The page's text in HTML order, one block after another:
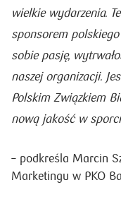
wielkie wydarzenia.
sponsorem
sobie pasję,
naszej organizacji.
Polskim Związkiem
nową jakość w
– podkreśla Marcin
Marketingu w PKO